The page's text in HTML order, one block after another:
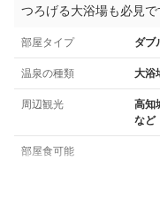
つろげる大浴場も必見で
部屋タイプ ダブ
温泉の種類 大浴
周辺観光
高知
など
部屋食可能